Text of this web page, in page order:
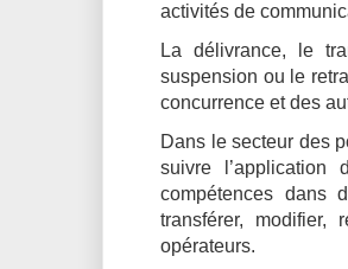
activités de
La délivrance, le
suspension ou le
concurrence et des
Dans le secteur des
suivre
compétences dans
transférer, modifier,
opérateurs.